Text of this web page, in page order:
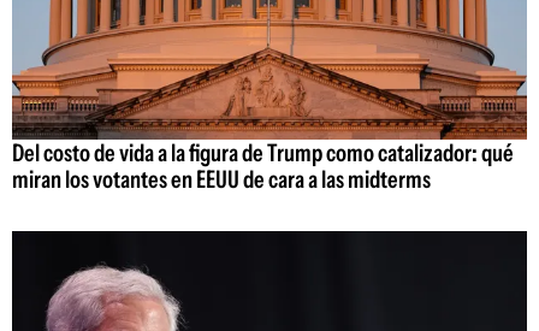
Del costo de vida a la figura de Trump como catalizador: qué
miran los votantes en EEUU de cara a las midterms